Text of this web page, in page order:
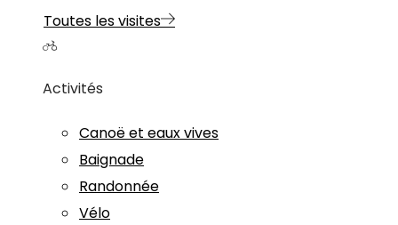
Toutes les visites
Activités
Canoë et eaux vives
Baignade
Randonnée
Vélo